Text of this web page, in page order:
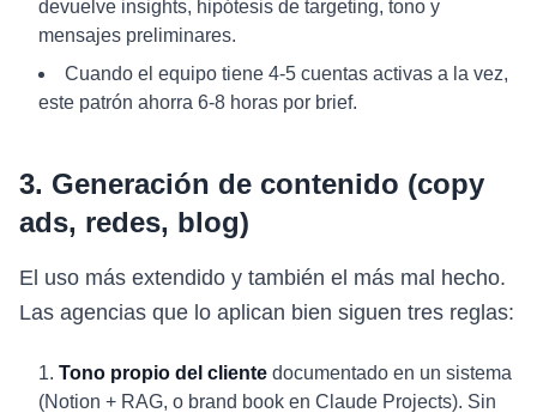
devuelve insights, hipótesis de targeting, tono y
mensajes preliminares.
Cuando el equipo tiene 4-5 cuentas activas a la vez,
este patrón ahorra 6-8 horas por brief.
3. Generación de contenido (copy
ads, redes, blog)
El uso más extendido y también el más mal hecho.
Las agencias que lo aplican bien siguen tres reglas:
Tono propio del cliente documentado en un sistema
(Notion + RAG, o brand book en Claude Projects). Sin